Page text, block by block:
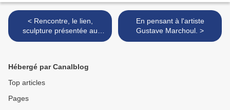
< Rencontre, le lien,
sculpture présentée au
Salon d'Art du Bon Vouloir à
En pensant à l'artiste
Gustave Marchoul. >
Hébergé par Canalblog
Top articles
Pages